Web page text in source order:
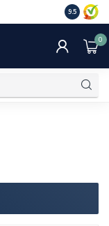
Gratis
€75,-.
9.5
0